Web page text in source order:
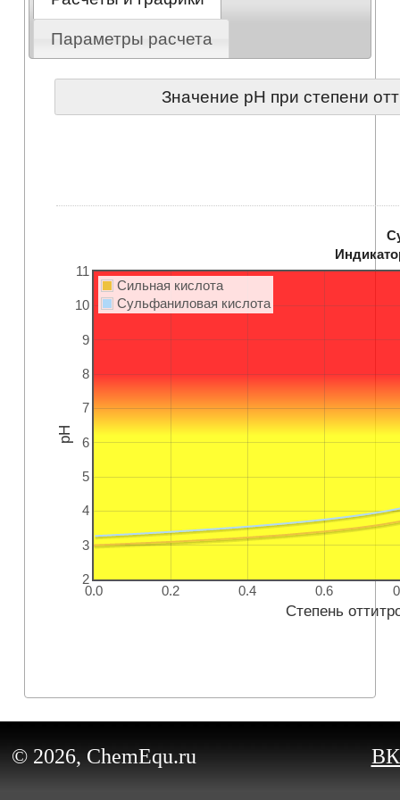
Параметры расчета
Значение pH при степени
0.0 0.2 0.4 0.6
2
3
4
5
6
7
8
9
10
11
Сильная кислота
Сульфаниловая кислота
Степень
pH
© 2026, ChemEqu.ru